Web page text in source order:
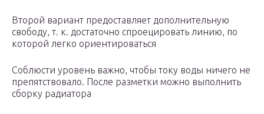
Второй вариант предоставляет дополнительную
свободу, т. к. достаточно спроецировать линию, по
которой легко ориентироваться
Соблюсти уровень важно, чтобы току воды ничего не
препятствовало. После разметки можно выполнить
сборку радиатора